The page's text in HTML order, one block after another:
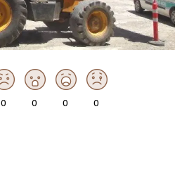
0 0 0 0